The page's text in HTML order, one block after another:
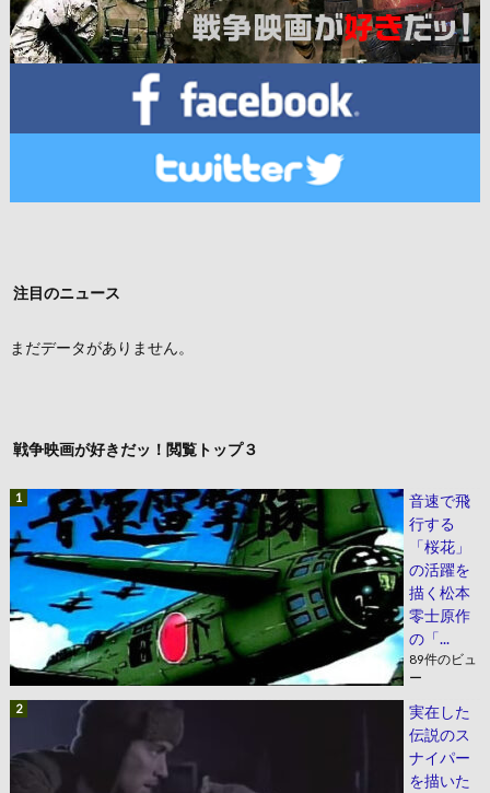
注目のニュース
まだデータがありません。
戦争映画が好きだッ！閲覧トップ３
音速で飛
行する
「桜花」
の活躍を
描く松本
零士原作
の「...
89件のビュ
ー
実在した
伝説のス
ナイパー
を描いた